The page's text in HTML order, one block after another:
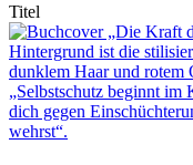
Titel